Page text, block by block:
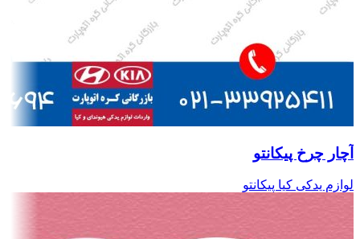
آچار چرخ پیکانتو
لوازم یدکی کیا پیکانتو